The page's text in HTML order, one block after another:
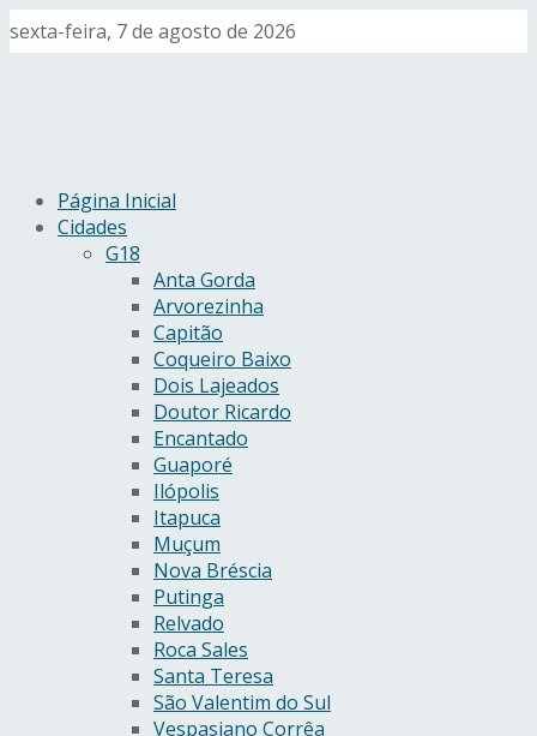
sexta-feira, 7 de agosto de 2026
Página Inicial
Cidades
G18
Anta Gorda
Arvorezinha
Capitão
Coqueiro Baixo
Dois Lajeados
Doutor Ricardo
Encantado
Guaporé
Ilópolis
Itapuca
Muçum
Nova Bréscia
Putinga
Relvado
Roca Sales
Santa Teresa
São Valentim do Sul
Vespasiano Corrêa